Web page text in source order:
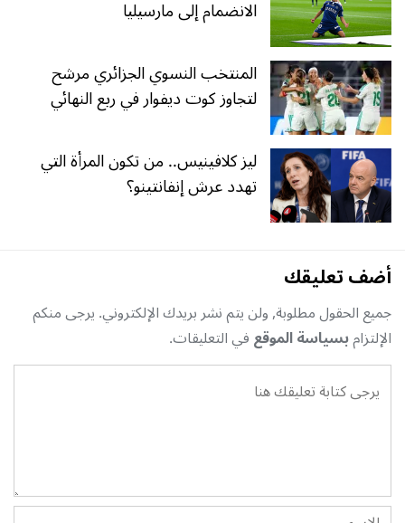
الانضمام إلى مارسيليا
المنتخب النسوي الجزائري مرشح
لتجاوز كوت ديفوار في ربع النهائي
ليز كلافينيس.. من تكون المرأة التي
تهدد عرش إنفانتينو؟
أضف تعليقك
جميع الحقول مطلوبة, ولن يتم نشر بريدك الإلكتروني. يرجى منكم
الإلتزامبسياسة الموقعفي التعليقات.